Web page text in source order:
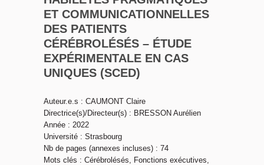
ET COMMUNICATIONNELLES
DES PATIENTS
CÉRÉBROLÉSÉS – ÉTUDE
EXPÉRIMENTALE EN CAS
UNIQUES (SCED)
Auteur.e.s : CAUMONT Claire
Directrice(s)/Directeur(s) : BRESSON Aurélien
Année : 2022
Université : Strasbourg
Nb de pages (annexes incluses) : 74
Mots clés : Cérébrolésés, Fonctions exécutives,